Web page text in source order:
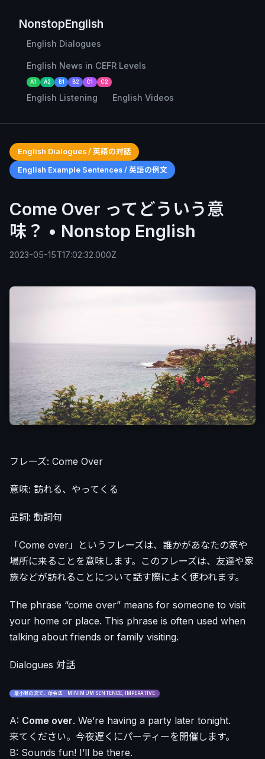
NonstopEnglish
English Dialogues
English News in CEFR Levels
A1 A2 B1 B2 C1 C2
English Listening English Videos
English Dialogues / 英語の対話
English Example Sentences / 英語の例文
Come Over ってどういう意
味？ • Nonstop English
2023-05-15T17:02:32.000Z
フレーズ: Come Over
意味: 訪れる、やってくる
品詞: 動詞句
「Come over」というフレーズは、誰かがあなたの家や
場所に来ることを意味します。このフレーズは、友達や家
族などが訪れることについて話す際によく使われます。
The phrase “come over” means for someone to visit
your home or place. This phrase is often used when
talking about friends or family visiting.
Dialogues 対話
最小限の文で、命令法 MINIMUM SENTENCE, IMPERATIVE
A: Come over. We’re having a party later tonight.
来てください。今夜遅くにパーティーを開催します。
B: Sounds fun! I’ll be there.